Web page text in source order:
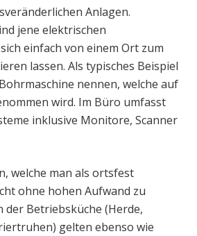
Anlagen.
jene elektrischen
einfach von einem Ort zum
lassen. Als typisches Beispiel
nennen, welche auf
wird. Im Büro umfasst
inklusive Monitore, Scanner
welche man als ortsfest
ohne hohen Aufwand zu
der Betriebsküche (Herde,
gelten ebenso wie